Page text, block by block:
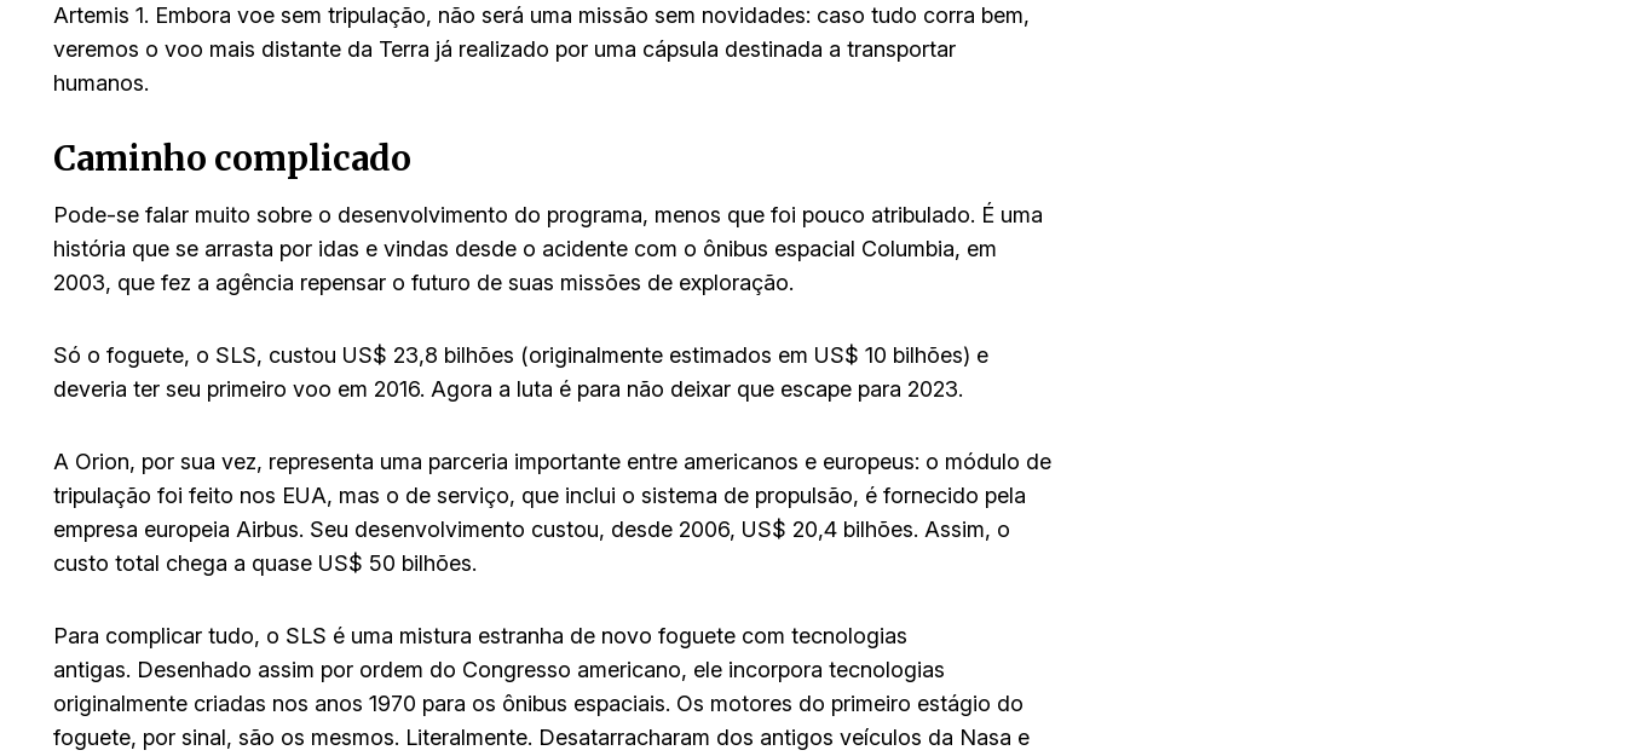
Artemis 1. Embora voe sem tripulação, não será uma missão sem novidades: caso tudo corra bem,
veremos o voo mais distante da Terra já realizado por uma cápsula destinada a transportar
humanos.
Caminho complicado
Pode-se falar muito sobre o desenvolvimento do programa, menos que foi pouco atribulado. É uma
história que se arrasta por idas e vindas desde o acidente com o ônibus espacial Columbia, em
2003, que fez a agência repensar o futuro de suas missões de exploração.
Só o foguete, o SLS, custou US$ 23,8 bilhões (originalmente estimados em US$ 10 bilhões) e
deveria ter seu primeiro voo em 2016. Agora a luta é para não deixar que escape para 2023.
A Orion, por sua vez, representa uma parceria importante entre americanos e europeus: o módulo de
tripulação foi feito nos EUA, mas o de serviço, que inclui o sistema de propulsão, é fornecido pela
empresa europeia Airbus. Seu desenvolvimento custou, desde 2006, US$ 20,4 bilhões. Assim, o
custo total chega a quase US$ 50 bilhões.
Para complicar tudo, o SLS é uma mistura estranha de novo foguete com tecnologias
antigas. Desenhado assim por ordem do Congresso americano, ele incorpora tecnologias
originalmente criadas nos anos 1970 para os ônibus espaciais. Os motores do primeiro estágio do
foguete, por sinal, são os mesmos. Literalmente. Desatarracharam dos antigos veículos da Nasa e